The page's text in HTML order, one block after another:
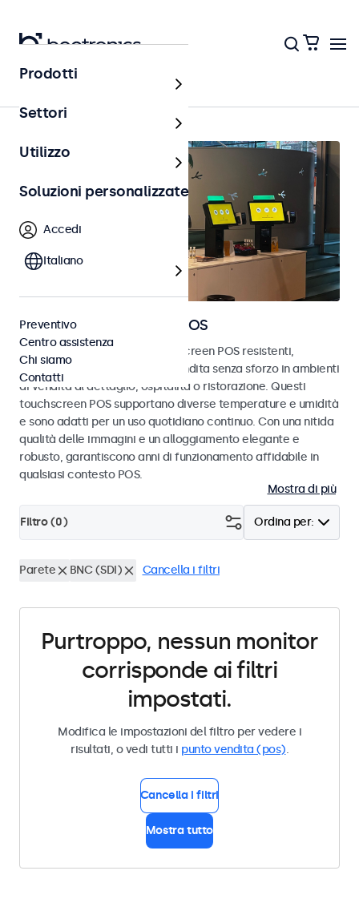
Home
Monitor e touchscreen POS
Scopri i nostri monitor e touchscreen POS resistenti,
progettati per transazioni di vendita senza sforzo in ambienti
di vendita al dettaglio, ospitalità o ristorazione. Questi
touchscreen POS supportano diverse temperature e umidità
e sono adatti per un uso quotidiano continuo. Con una nitida
qualità delle immagini e un alloggiamento elegante e
robusto, garantiscono anni di funzionamento affidabile in
qualsiasi contesto POS.
Mostra di più
Ordina per:
Filtro (0)
Parete BNC (SDI) Cancella i filtri
Purtroppo, nessun monitor
corrisponde ai filtri
impostati.
Modifica le impostazioni del filtro per vedere i
risultati, o vedi tutti i punto vendita (pos).
Cancella i filtri
Mostra tutto
Prodotti
Settori
Utilizzo
Soluzioni personalizzate
Accedi
Italiano
Preventivo
Centro assistenza
Chi siamo
Contatti